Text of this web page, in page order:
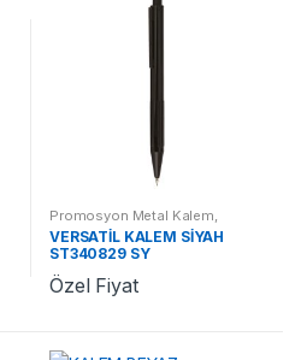
Promosyon Metal Kalem
Promosyon Kalemler
VERSATİL KALEM SİYAH
ST340829 SY
Özel Fiyat